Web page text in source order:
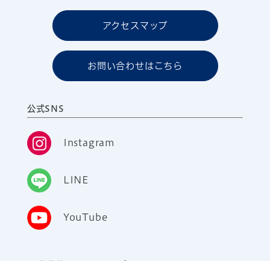
アクセスマップ
お問い合わせはこちら
公式SNS
Instagram
LINE
YouTube